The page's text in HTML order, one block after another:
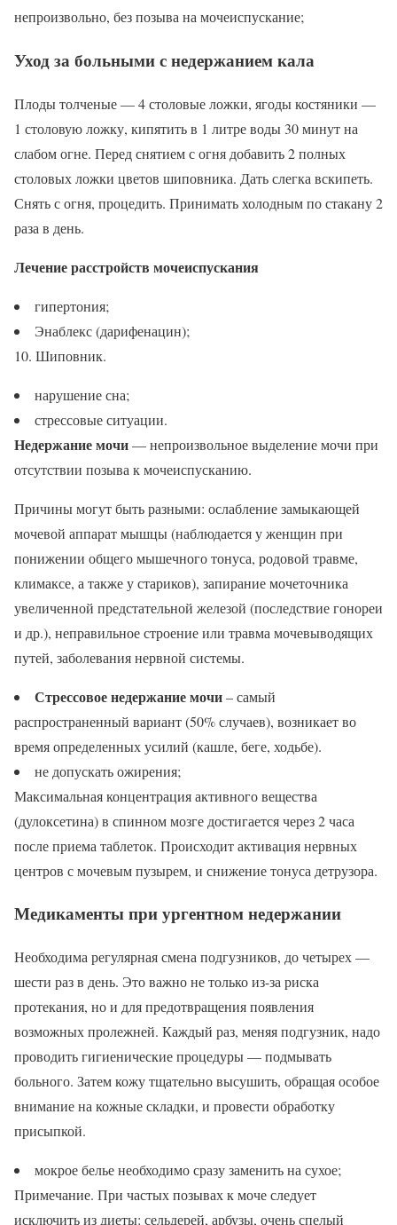
непроизвольно, без позыва на мочеиспускание;
Уход за больными с недержанием кала
Плоды толченые — 4 столовые ложки, ягоды костяники —
1 столовую ложку, кипятить в 1 литре воды 30 минут на
слабом огне. Перед снятием с огня добавить 2 полных
столовых ложки цветов шиповника. Дать слегка вскипеть.
Снять с огня, процедить. Принимать холодным по стакану 2
раза в день.
Лечение расстройств мочеиспускания
гипертония;
Энаблекс (дарифенацин);
10. Шиповник.
нарушение сна;
стрессовые ситуации.
Недержание мочи— непроизвольное выделение мочи при
отсутствии позыва к мочеиспусканию.
Причины могут быть разными: ослабление замыкающей
мочевой аппарат мышцы (наблюдается у женщин при
понижении общего мышечного тонуса, родовой травме,
климаксе, а также у стариков), запирание мочеточника
увеличенной предстательной железой (последствие гонореи
и др.), неправильное строение или травма мочевыводящих
путей, заболевания нервной системы.
Стрессовое недержание мочи– самый
распространенный вариант (50% случаев), возникает во
время определенных усилий (кашле, беге, ходьбе).
не допускать ожирения;
Максимальная концентрация активного вещества
(дулоксетина) в спинном мозге достигается через 2 часа
после приема таблеток. Происходит активация нервных
центров с мочевым пузырем, и снижение тонуса детрузора.
Медикаменты при ургентном недержании
Необходима регулярная смена подгузников, до четырех —
шести раз в день. Это важно не только из-за риска
протекания, но и для предотвращения появления
возможных пролежней. Каждый раз, меняя подгузник, надо
проводить гигиенические процедуры — подмывать
больного. Затем кожу тщательно высушить, обращая особое
внимание на кожные складки, и провести обработку
присыпкой.
мокрое белье необходимо сразу заменить на сухое;
Примечание. При частых позывах к моче следует
исключить из диеты: сельдерей, арбузы, очень спелый